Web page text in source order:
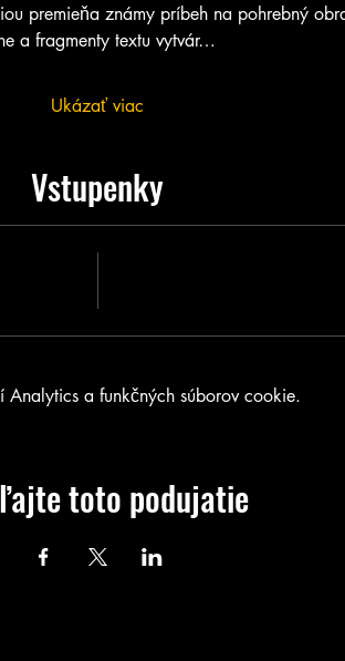
premieňa známy príbeh na pohrebný
a fragmenty textu vytvár…
Ukázať viac
Vstupenky
a funkčných súborov cookie.
toto podujatie